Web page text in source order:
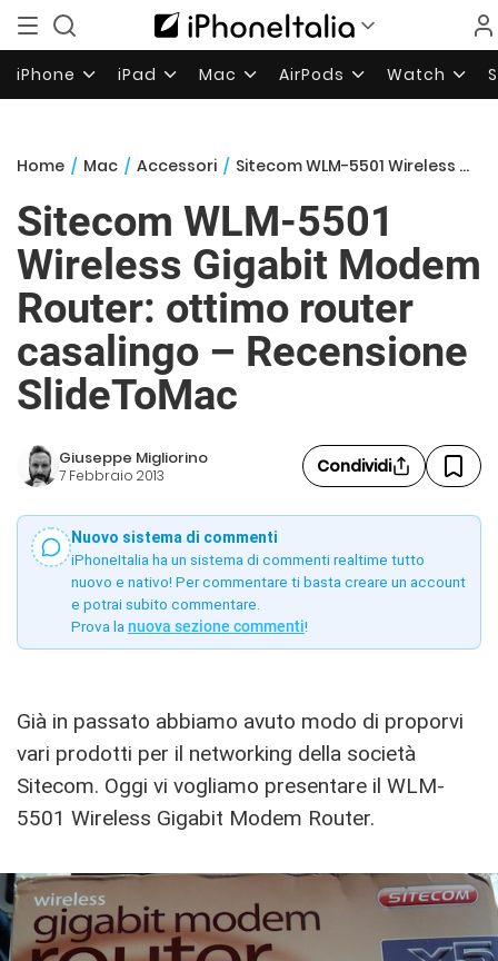
iPhone iPad Mac AirPods Watch
Home / Mac / Accessori / Sitecom WLM-5501 Wireless Gigabit Modem Router: ottimo router casalingo – Recensione SlideToMac
Sitecom WLM-5501
Wireless Gigabit Modem
Router: ottimo router
casalingo – Recensione
SlideToMac
Giuseppe Migliorino
7 Febbraio 2013 Condividi
Nuovo sistema di commenti
iPhoneItalia ha un sistema di commenti realtime tutto
nuovo e nativo! Per commentare ti basta creare un account
e potrai subito commentare.
Prova la nuova sezione commenti!
Già in passato abbiamo avuto modo di proporvi
vari prodotti per il networking della società
Sitecom. Oggi vi vogliamo presentare il WLM-
5501 Wireless Gigabit Modem Router.